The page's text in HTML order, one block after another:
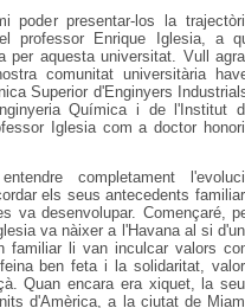
presentar-los la
professor Enrique Iglesia, a
per aquesta universitat. Vull
comunitat universitària
Superior d'Enginyers
Química i de l'Institut
Iglesia com a doctor
completament
els seus antecedents
va desenvolupar. Començaré,
va nàixer a l'Havana al si
familiar li van inculcar valors
ben feta i la solidaritat,
Quan encara era xiquet, la
d'Amèrica, a la ciutat de